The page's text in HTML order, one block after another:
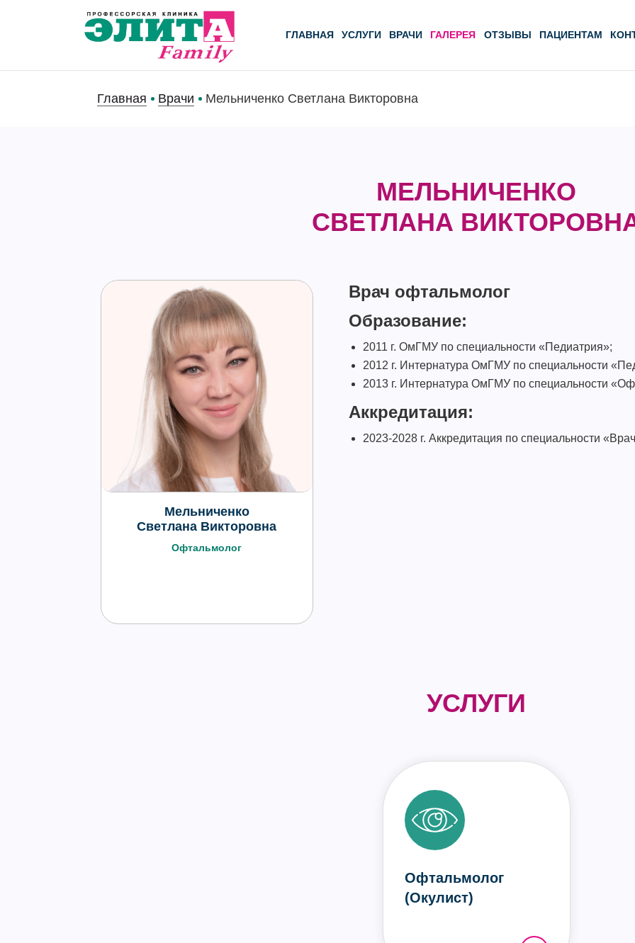
ГЛАВНАЯ УСЛУГИ ВРАЧИ ГАЛЕРЕЯ ОТЗЫВЫ ПАЦИЕНТАМ
Главная Врачи Мельниченко Светлана Викторовна
МЕЛЬНИЧЕНКО
СВЕТЛАНА
Мельниченко
Светлана Викторовна
Офтальмолог
Врач офтальмолог
Образование:
2011 г. ОмГМУ по специальности «Педиатрия»;
2012 г. Интернатура ОмГМУ по специальности
2013 г. Интернатура ОмГМУ по специальности
Аккредитация:
2023-2028 г. Аккредитация по специальности
УСЛУГИ
Офтальмолог
(Окулист)